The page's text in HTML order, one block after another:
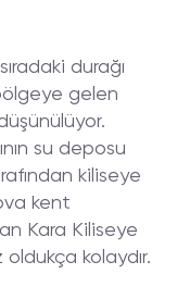
durağı
gelen
su deposu
kiliseye
kent
Kara Kiliseye
kolaydır.